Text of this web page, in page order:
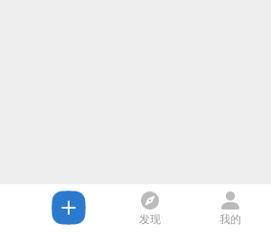
发现 我的